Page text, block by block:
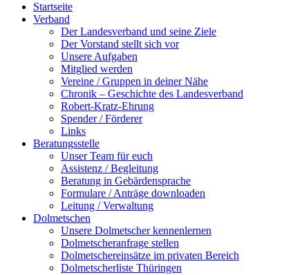
Startseite
Verband
Der Landesverband und seine Ziele
Der Vorstand stellt sich vor
Unsere Aufgaben
Mitglied werden
Vereine / Gruppen in deiner Nähe
Chronik – Geschichte des Landesverband
Robert-Kratz-Ehrung
Spender / Förderer
Links
Beratungsstelle
Unser Team für euch
Assistenz / Begleitung
Beratung in Gebärdensprache
Formulare / Anträge downloaden
Leitung / Verwaltung
Dolmetschen
Unsere Dolmetscher kennenlernen
Dolmetscheranfrage stellen
Dolmetschereinsätze im privaten Bereich
Dolmetscherliste Thüringen